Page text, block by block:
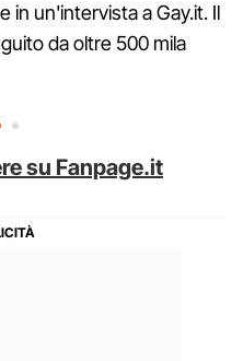
in un'intervista a Gay.it. Il
da oltre 500 mila
su Fanpage.it